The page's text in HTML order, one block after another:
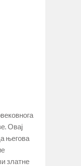
Овај
његова
златне